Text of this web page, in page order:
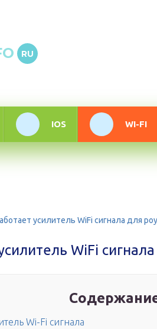
RU
IOS WI-FI
усилитель WiFi сигнала для
WiFi
Wi-Fi сигнала